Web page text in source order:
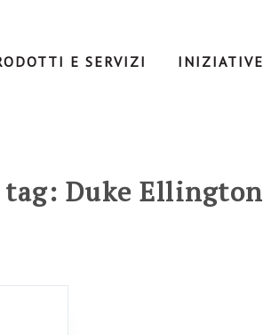
E SERVIZI INIZIATIVE
Duke Ellington